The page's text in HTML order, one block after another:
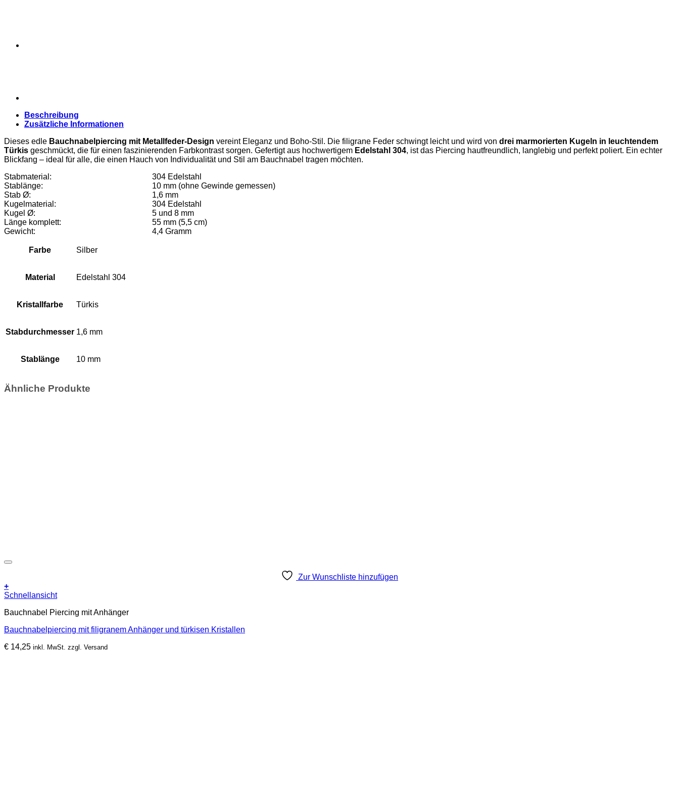
Beschreibung
Zusätzliche Informationen
Dieses edle Bauchnabelpiercing mit Metallfeder-Design vereint Eleganz und Boho-Stil. Die filigrane Feder schwingt leicht und wird von drei marmorierten Kugeln in leuchtendem
Türkis geschmückt, die für einen faszinierenden Farbkontrast sorgen. Gefertigt aus hochwertigem Edelstahl 304, ist das Piercing hautfreundlich, langlebig und perfekt poliert. Ein echter
Blickfang – ideal für alle, die einen Hauch von Individualität und Stil am Bauchnabel tragen möchten.
Stabmaterial:
304 Edelstahl
Stablänge:
10 mm (ohne Gewinde gemessen)
Stab Ø:
1,6 mm
Kugelmaterial:
304 Edelstahl
Kugel Ø:
5 und 8 mm
Länge komplett:
55 mm (5,5 cm)
Gewicht:
4,4 Gramm
Farbe Silber
Material Edelstahl 304
Kristallfarbe Türkis
Stabdurchmesser 1,6 mm
Stablänge 10 mm
Ähnliche Produkte
Zur Wunschliste hinzufügen
+
Schnellansicht
Bauchnabel Piercing mit Anhänger
Bauchnabelpiercing mit filigranem Anhänger und türkisen Kristallen
€ 14,25 inkl. MwSt. zzgl. Versand